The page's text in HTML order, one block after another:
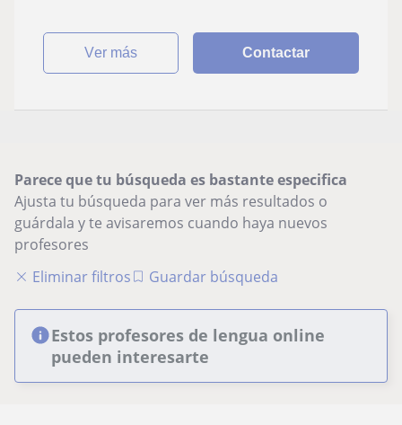
ver más Contactar
Parece que tu búsqueda es bastante especifica
Ajusta tu búsqueda para ver más resultados o
guárdala y te avisaremos cuando haya nuevos
profesores
Eliminar filtros
Guardar búsqueda
Estos profesores de lengua online
pueden interesarte